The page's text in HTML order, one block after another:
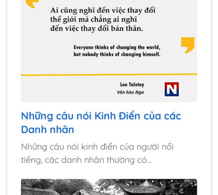
Những câu nói Kinh Điển của các
Danh nhân
Những câu nói kinh điển của người nổi
tiếng, các danh nhân thường có…